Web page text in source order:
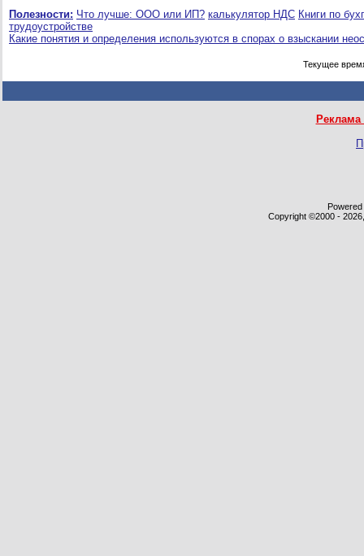
Полезности: Что лучше: ООО или ИП? калькулятор НДС Книги по
трудоустройстве
Какие понятия и определения используются в спорах о взыскании
Текущее
Copyright ©2000 -